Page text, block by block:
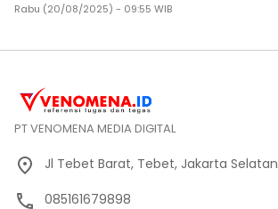
Rabu (20/08/2025) - 09:55 WIB
PT VENOMENA MEDIA DIGITAL
Jl Tebet Barat, Tebet, Jakarta Selatan
085161679898